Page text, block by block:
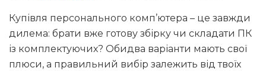
Купівля персонального комп’ютера – це завжди
дилема: брати вже готову збірку чи складати ПК
із комплектуючих? Обидва варіанти мають свої
плюси, а правильний вибір залежить від твоїх